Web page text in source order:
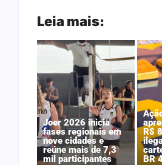
Leia mais:
Joer 2026 inicia
fases regionais em
nove cidades e
reúne mais de 7,3
mil participantes
R$
BR